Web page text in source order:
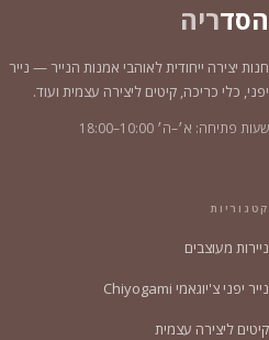
הסדריה
חנות יצירה ייחודית לאוהבי אמנות הנייר — נייר
יפני, כלי כריכה, קיטים ליצירה עצמית ועוד.
שעות פתיחה: א׳–ה׳ 10:00–18:00
קטגוריות
ניירות מעוצבים
נייר יפני צ'יוגאמי Chiyogami
קיטים ליצירה עצמית